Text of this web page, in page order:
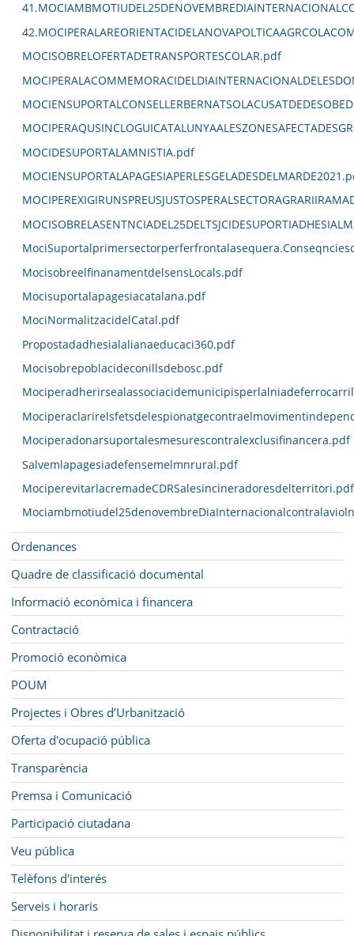
MOCISOBRELOFERTADETRANSPORTESCOLAR.pdf
MOCIDESUPORTALAMNISTIA.pdf
MocisobreelfinanamentdelsensLocals.pdf
Mocisuportalapagesiacatalana.pdf
MociNormalitzacidelCatal.pdf
Propostadadhesialalianaeducaci360.pdf
Mocisobrepoblacideconillsdebosc.pdf
Mociperadonarsuportalesmesurescontralexclusifinancera.pdf
Salvemlapagesiadefensemelmnrural.pdf
MociperevitarlacremadeCDRSalesincineradoresdelterritori.pdf
Ordenances
Quadre de classificació documental
Informació econòmica i financera
Contractació
Promoció econòmica
POUM
Projectes i Obres d’Urbanització
Oferta d'ocupació pública
Transparència
Premsa i Comunicació
Participació ciutadana
Veu pública
Telèfons d'interés
Serveis i horaris